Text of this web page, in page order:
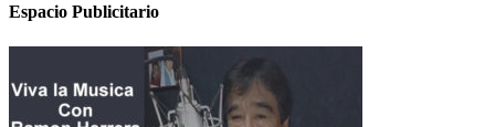
Espacio Publicitario